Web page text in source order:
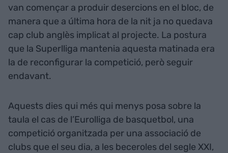
van començar a produir desercions en el bloc, de
manera que a última hora de la nit ja no quedava
cap club anglès implicat al projecte. La postura
que la Superlliga mantenia aquesta matinada era
la de reconfigurar la competició, però seguir
endavant.
Aquests dies qui més qui menys posa sobre la
taula el cas de l’Eurolliga de basquetbol, una
competició organitzada per una associació de
clubs que el seu dia, a les beceroles del segle XXI,